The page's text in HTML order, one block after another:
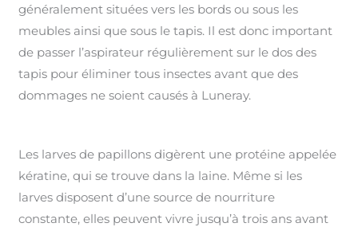
généralement situées vers les bords ou sous les
meubles ainsi que sous le tapis. Il est donc important
de passer l’aspirateur régulièrement sur le dos des
tapis pour éliminer tous insectes avant que des
dommages ne soient causés à Luneray.
Les larves de papillons digèrent une protéine appelée
kératine, qui se trouve dans la laine. Même si les
larves disposent d’une source de nourriture
constante, elles peuvent vivre jusqu’à trois ans avant